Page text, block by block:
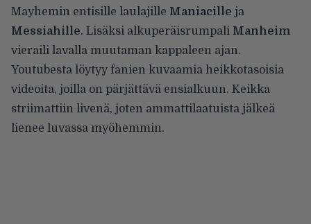
Mayhemin entisille laulajille Maniacille ja
Messiahille. Lisäksi alkuperäisrumpali Manheim
vieraili lavalla muutaman kappaleen ajan.
Youtubesta löytyy fanien kuvaamia heikkotasoisia
videoita, joilla on pärjättävä ensialkuun. Keikka
striimattiin livenä, joten ammattilaatuista jälkeä
lienee luvassa myöhemmin.